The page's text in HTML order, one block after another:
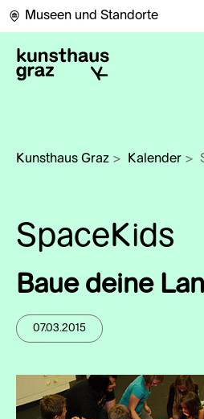
Museen und Standorte
Kunsthaus Graz > Kalender >
SpaceKids
Baue deine
07.03.2015